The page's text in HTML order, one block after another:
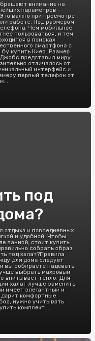
внимание на
параметров –
важно при просмотре
работе. Под размером
Чем мобильное
пользоваться, и тем
в поисках
смартфона с
купить Киев. Размер
представил миру
отличалось от
интерфейс и
первый телефон от
под
отдыха и повседневных
и удобной. Чтобы
ванной, стоит купить
собрать образ
под халат?Правила
для дома следует
вы собираете надевать
выбрать махровый
впитывает тепло. Для
халат лучше заменить
имеет элегантный и
комфортные
нужно учитывать
комплект...